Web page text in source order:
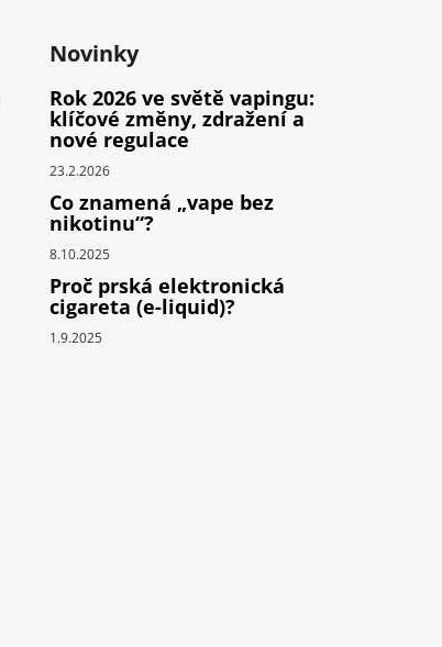
Novinky
Rok 2026 ve světě vapingu:
klíčové změny, zdražení a
nové regulace
23.2.2026
Co znamená „vape bez
nikotinu“?
8.10.2025
Proč prská elektronická
cigareta (e-liquid)?
1.9.2025